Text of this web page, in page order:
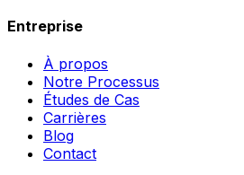
Entreprise
À propos
Notre Processus
Études de Cas
Carrières
Blog
Contact